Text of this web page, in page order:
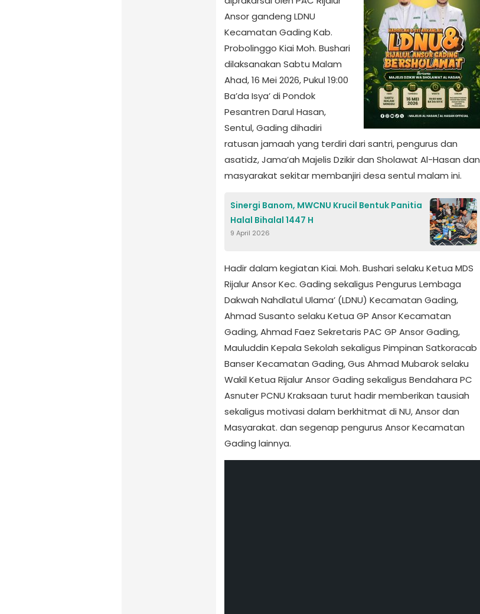
Ansor gandeng LDNU
Kecamatan Gading Kab.
Probolinggo Kiai Moh. Bushari
dilaksanakan Sabtu Malam
Ahad, 16 Mei 2026, Pukul 19:00
Ba’da Isya’ di Pondok
Pesantren Darul Hasan,
Sentul, Gading dihadiri
ratusan jamaah yang terdiri dari santri, pengurus dan
asatidz, Jama’ah Majelis Dzikir dan Sholawat Al-Hasan dan
masyarakat sekitar membanjiri desa sentul malam ini.
Sinergi Banom, MWCNU Krucil Bentuk Panitia
Halal Bihalal 1447 H
9 April 2026
Hadir dalam kegiatan Kiai. Moh. Bushari selaku Ketua MDS
Rijalur Ansor Kec. Gading sekaligus Pengurus Lembaga
Dakwah Nahdlatul Ulama’ (LDNU) Kecamatan Gading,
Ahmad Susanto selaku Ketua GP Ansor Kecamatan
Gading, Ahmad Faez Sekretaris PAC GP Ansor Gading,
Mauluddin Kepala Sekolah sekaligus Pimpinan Satkoracab
Banser Kecamatan Gading, Gus Ahmad Mubarok selaku
Wakil Ketua Rijalur Ansor Gading sekaligus Bendahara PC
Asnuter PCNU Kraksaan turut hadir memberikan tausiah
sekaligus motivasi dalam berkhitmat di NU, Ansor dan
Masyarakat. dan segenap pengurus Ansor Kecamatan
Gading lainnya.